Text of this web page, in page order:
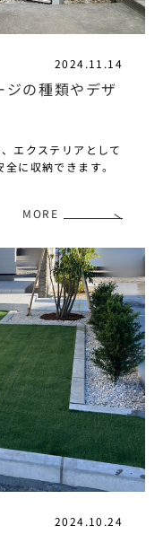
2024.11.14
の種類やデザ
エクステリアとして
に収納できます。
MORE
2024.10.24